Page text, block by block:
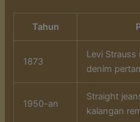
Tahun
1873
Levi Strauss
denim
1950-an
Straight
kalangan